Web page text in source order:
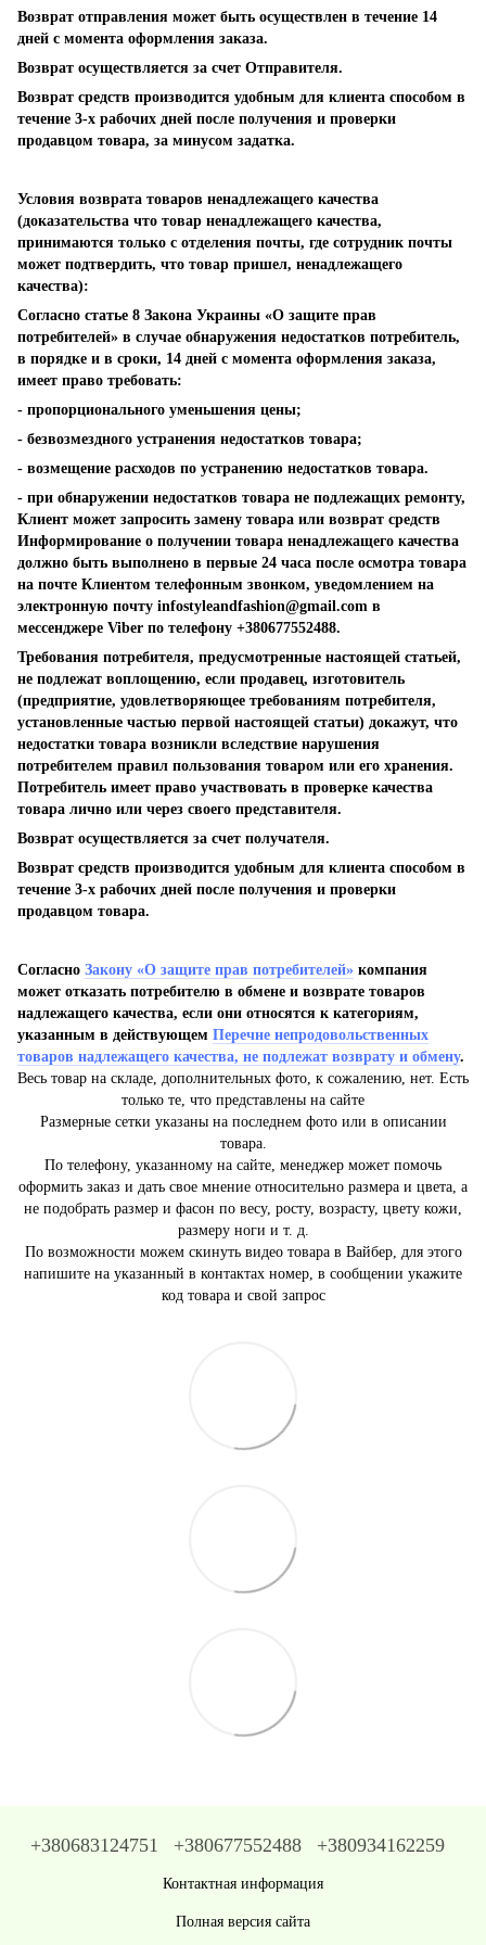
Возврат отправления может быть осуществлен в течение 14
дней с момента оформления заказа.
Возврат осуществляется за счет Отправителя.
Возврат средств производится удобным для клиента способом в
течение 3-х рабочих дней после получения и проверки
продавцом товара, за минусом задатка.
Условия возврата товаров ненадлежащего качества
(доказательства что товар ненадлежащего качества,
принимаются только с отделения почты, где сотрудник почты
может подтвердить, что товар пришел, ненадлежащего
качества):
Согласно статье 8 Закона Украины «О защите прав
потребителей» в случае обнаружения недостатков потребитель,
в порядке и в сроки, 14 дней с момента оформления заказа,
имеет право требовать:
- пропорционального уменьшения цены;
- безвозмездного устранения недостатков товара;
- возмещение расходов по устранению недостатков товара.
- при обнаружении недостатков товара не подлежащих ремонту,
Клиент может запросить замену товара или возврат средств
Информирование о получении товара ненадлежащего качества
должно быть выполнено в первые 24 часа после осмотра товара
на почте Клиентом телефонным звонком, уведомлением на
электронную почту infostyleandfashion@gmail.com в
мессенджере Viber по телефону +380677552488.
Требования потребителя, предусмотренные настоящей статьей,
не подлежат воплощению, если продавец, изготовитель
(предприятие, удовлетворяющее требованиям потребителя,
установленные частью первой настоящей статьи) докажут, что
недостатки товара возникли вследствие нарушения
потребителем правил пользования товаром или его хранения.
Потребитель имеет право участвовать в проверке качества
товара лично или через своего представителя.
Возврат осуществляется за счет получателя.
Возврат средств производится удобным для клиента способом в
течение 3-х рабочих дней после получения и проверки
продавцом товара.
Согласно Закону «О защите прав потребителей» компания
может отказать потребителю в обмене и возврате товаров
надлежащего качества, если они относятся к категориям,
указанным в действующем Перечне непродовольственных
товаров надлежащего качества, не подлежат возврату и обмену.
Весь товар на складе, дополнительных фото, к сожалению, нет. Есть
только те, что представлены на сайте
Размерные сетки указаны на последнем фото или в описании
товара.
По телефону, указанному на сайте, менеджер может помочь
оформить заказ и дать свое мнение относительно размера и цвета, а
не подобрать размер и фасон по весу, росту, возрасту, цвету кожи,
размеру ноги и т. д.
По возможности можем скинуть видео товара в Вайбер, для этого
напишите на указанный в контактах номер, в сообщении укажите
код товара и свой запрос
+380683124751 +380677552488 +380934162259
Контактная информация
Полная версия сайта